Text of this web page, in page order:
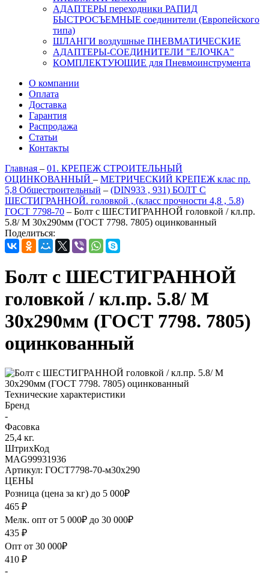
АДАПТЕРЫ переходники РАПИД
БЫСТРОСЪЕМНЫЕ соединители (Европейского
типа)
ШЛАНГИ воздушные ПНЕВМАТИЧЕСКИЕ
АДАПТЕРЫ-СОЕДИНИТЕЛИ "ЕЛОЧКА"
КОМПЛЕКТУЮЩИЕ для Пневмоинструмента
О компании
Оплата
Доставка
Гарантия
Распродажа
Статьи
Контакты
Главная – 01. КРЕПЕЖ СТРОИТЕЛЬНЫЙ
ОЦИНКОВАННЫЙ – МЕТРИЧЕСКИЙ КРЕПЕЖ клас пр.
5,8 Общестроительный – (DIN933 , 931) БОЛТ С
ШЕСТИГРАННОЙ. головкой , (класс прочности 4,8 , 5.8)
ГОСТ 7798-70 – Болт с ШЕСТИГРАННОЙ головкой / кл.пр.
5.8/ М 30х290мм (ГОСТ 7798. 7805) оцинкованный
Поделиться:
Болт с ШЕСТИГРАННОЙ
головкой / кл.пр. 5.8/ М
30х290мм (ГОСТ 7798. 7805)
оцинкованный
Технические характеристики
Бренд
-
Фасовка
25,4 кг.
ШтрихКод
MAG99931936
Артикул: ГОСТ7798-70-м30х290
ЦЕНЫ
Розница (цена за кг) до 5 000₽
465 ₽
Мелк. опт от 5 000₽ до 30 000₽
435 ₽
Опт от 30 000₽
410 ₽
-